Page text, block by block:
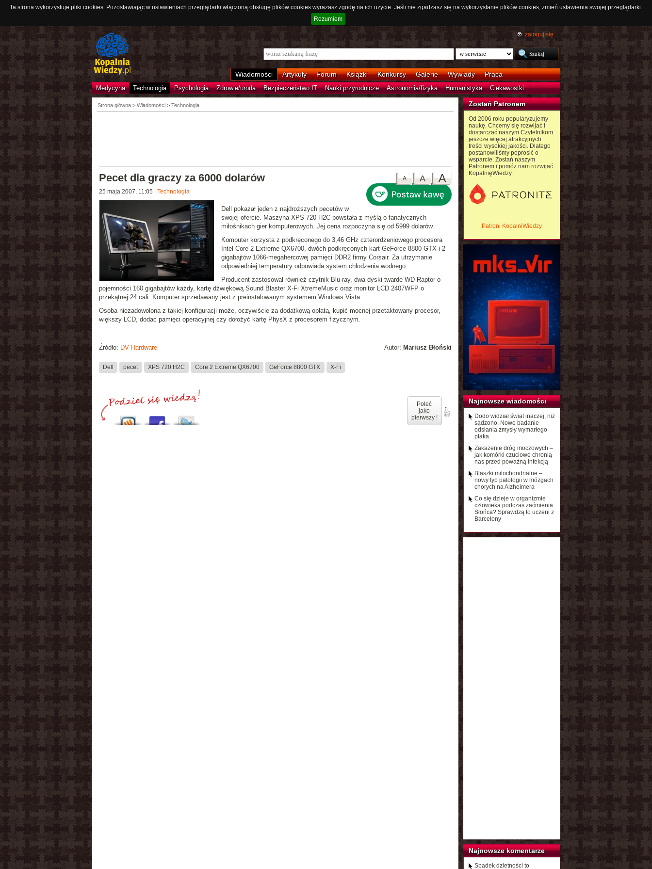
Ta strona wykorzystuje pliki cookies. Pozostawiając w ustawieniach przeglądarki włączoną obsługę plików cookies wyrażasz zgodę na ich użycie. Jeśli nie zgadzasz się na wykorzystanie plików cookies, zmień ustawienia swojej przeglądarki.
Rozumiem
zaloguj się
Wiadomości Artykuły Forum Książki Konkursy Galerie Wywiady Praca
Medycyna Technologia Psychologia Zdrowie/uroda Bezpieczeństwo IT Nauki przyrodnicze Astronomia/fizyka Humanistyka Ciekawostki
Strona główna> Wiadomości > Technologia
A
A
A
Pecet dla graczy za 6000 dolarów
25 maja 2007, 11:05 Technologia
Dell pokazał jeden z najdroższych pecetów w
swojej ofercie. Maszyna XPS 720 H2Cpowstała z myślą o fanatycznych
miłośnikach gier komputerowych. Jej cena rozpoczyna się od 5999 dolarów.
Komputer korzysta z podkręconego do 3,46 GHz czterordzeniowego procesora
Intel Core 2 Extreme QX6700, dwóch podkręconych kart GeForce 8800 GTX i 2
gigabajtów 1066-megahercowej pamięci DDR2 firmy Corsair. Za utrzymanie
odpowiedniej temperatury odpowiada system chłodzenia wodnego.
Producent zastosował również czytnik Blu-ray, dwa dyski twarde WD Raptor o
pojemności 160 gigabajtów każdy, kartę dźwiękową Sound Blaster X-Fi XtremeMusic oraz monitor LCD 2407WFP o
przekątnej 24 cali. Komputer sprzedawany jest z preinstalowanym systemem Windows Vista.
Osoba niezadowolona z takiej konfiguracji może, oczywiście za dodatkową opłatą, kupić mocnej przetaktowany procesor,
większy LCD, dodać pamięci operacyjnej czy dołożyć kartę PhysX z procesorem fizycznym.
Autor: Mariusz Błoński
Źródło: DV Hardware
Dell pecet XPS 720 H2C Core 2 Extreme QX6700 GeForce 8800 GTX X-Fi
Poleć
jako
pierwszy !
Zostań Patronem
Od 2006 roku popularyzujemy
naukę. Chcemy się rozwijać i
dostarczać naszym Czytelnikom
jeszcze więcej atrakcyjnych
treści wysokiej jakości. Dlatego
postanowiliśmy poprosić o
wsparcie. Zostań naszym
Patronem i pomóż nam rozwijać
KopalnięWiedzy.
Patroni KopalniWiedzy
Najnowsze wiadomości
Dodo widział świat inaczej, niż
sądzono. Nowe badanie
odsłania zmysły wymarłego
ptaka
Zakażenie dróg moczowych –
jak komórki czuciowe chronią
nas przed poważną infekcją
Blaszki mitochondrialne –
nowy typ patologii w mózgach
chorych na Alzheimera
Co się dzieje w organizmie
człowieka podczas zaćmienia
Słońca? Sprawdzą to uczeni z
Barcelony
Najnowsze komentarze
Spadek dzietności to